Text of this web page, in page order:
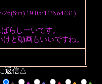
26(Sun) 19:05:11/No4431)
らしーいです。
ど動画もいいですね。
返信△